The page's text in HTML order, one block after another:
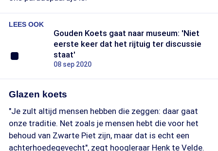
LEES OOK
Gouden Koets gaat naar museum: 'Niet
eerste keer dat het rijtuig ter discussie
staat'
08 sep 2020
Glazen koets
"Je zult altijd mensen hebben die zeggen: daar gaat
onze traditie. Net zoals je mensen hebt die voor het
behoud van Zwarte Piet zijn, maar dat is echt een
achterhoedegevecht", zegt hoogleraar Henk te Velde.